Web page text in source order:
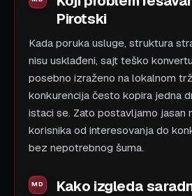
Pirotski
Kada poruka usluge, struktura
nisu usklađeni, sajt teško
posebno izraženo na lokalnom
konkurencija često kopira jedna
istaci se. Zato postavljamo jasan
korisnika od interesovanja do
bez nepotrebnog šuma.
Kako izgleda